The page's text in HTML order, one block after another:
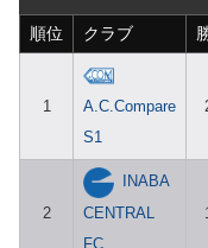
順位 クラブ
1
A.C.Compare
S1
2
INABA
CENTRAL
FC